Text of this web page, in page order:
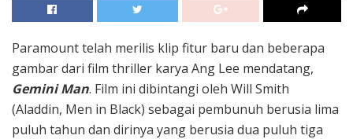
Paramount telah merilis klip fitur baru dan beberapa
gambar dari film thriller karya Ang Lee mendatang,
Gemini Man. Film ini dibintangi oleh Will Smith
(Aladdin, Men in Black) sebagai pembunuh berusia lima
puluh tahun dan dirinya yang berusia dua puluh tiga